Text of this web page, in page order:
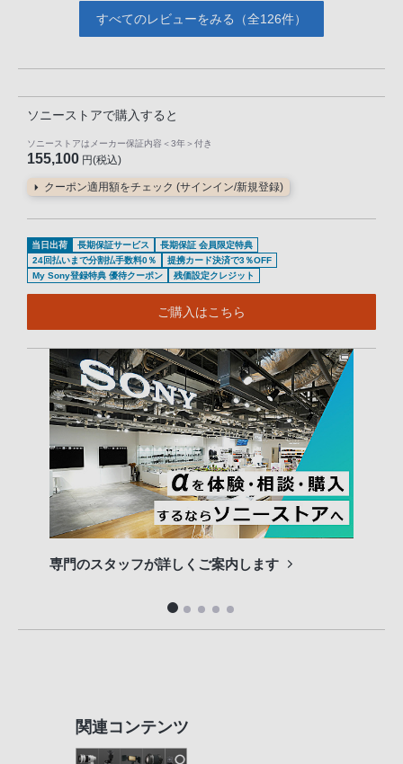
すべてのレビューをみる（全126件）
ソニーストアで購入すると
ソニーストアはメーカー保証内容 ＜3年＞ 付き
155,100 円(税込)
クーポン適用額をチェック (サインイン/新規登録)
当日出荷 長期保証サービス
長期保証 会員限定特典
24回払いまで分割払手数料0％
提携カード決済で3％OFF
My Sony登録特典 優待クーポン
残価設定クレジット
ご購入はこちら
専門のスタッフが詳しくご案内します
関連コンテンツ